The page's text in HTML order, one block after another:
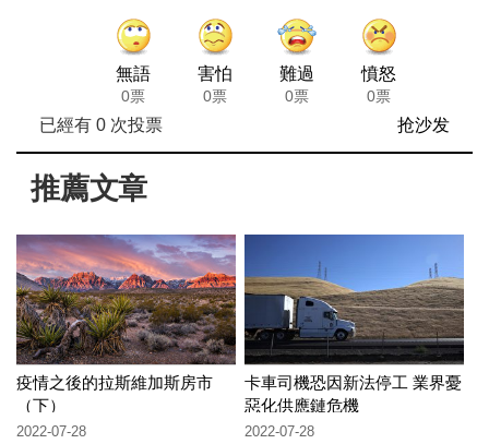
無語
0票
害怕
0票
難過
0票
憤怒
0票
已經有 0次投票 抢沙发
推薦文章
疫情之後的拉斯維加斯房市
（下）
2022-07-28
卡車司機恐因新法停工 業界憂
惡化供應鏈危機
2022-07-28